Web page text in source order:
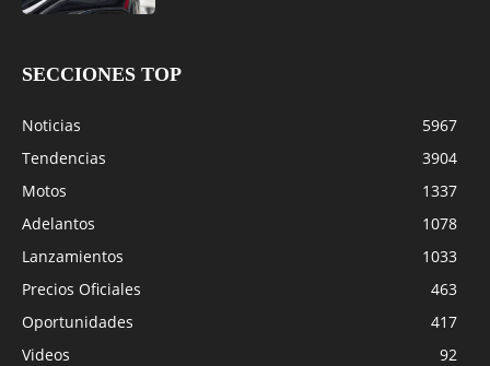
SECCIONES TOP
Noticias
5967
Tendencias
3904
Motos
1337
Adelantos
1078
Lanzamientos
1033
Precios Oficiales
463
Oportunidades
417
Videos
92